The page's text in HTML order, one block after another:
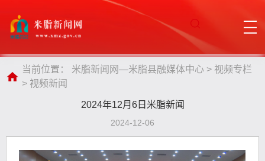
当前位置： 米脂新闻网—米脂县融媒体中心 > 视频专栏
> 视频新闻
2024年12月6日米脂新闻
2024-12-06